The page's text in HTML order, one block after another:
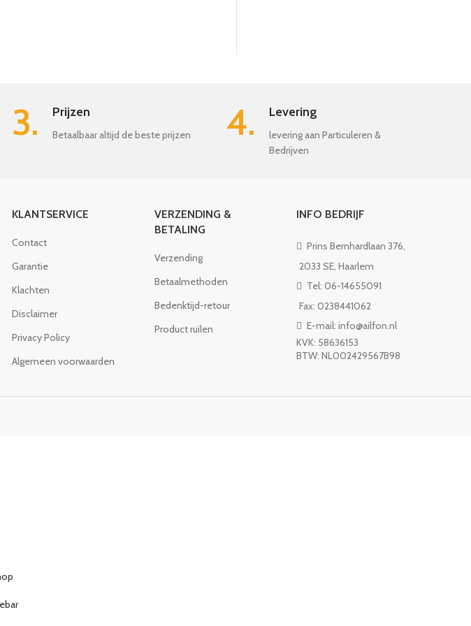
3. Prijzen
Betaalbaar altijd de beste prijzen 4. Levering
levering aan Particuleren &
Bedrijven
KLANTSERVICE
Contact
Garantie
Klachten
Disclaimer
Privacy Policy
Algemeen voorwaarden
VERZENDING &
BETALING
Verzending
Betaalmethoden
Bedenktijd-retour
Product ruilen
INFO BEDRIJF
Prins Bernhardlaan 376,
2033 SE, Haarlem
Tel: 06-14655091
Fax: 0238441062
E-mail: info@ailfon.nl
KVK: 58636153
BTW: NL002429567B98